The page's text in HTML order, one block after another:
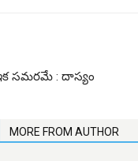
సమరమే : దాస్యం
MORE FROM AUTHOR